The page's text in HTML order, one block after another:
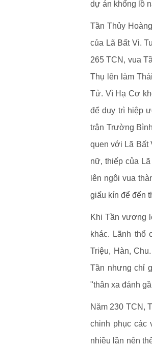
dự án khổng lồ
Tần Thủy
của Lã Bất Vi.
265 TCN, vua
Thụ lên làm
Tử. Vì Hạ Cơ
để duy trì hiệp
trận Trường
quen với Lã Bất
nữ, thiếp của
lên ngôi vua
giấu kín để đến
Khi Tần vương
khác. Lãnh thổ
Triệu, Hàn,
Tần nhưng chỉ
"thân xa đánh
Năm 230 TCN,
chinh phục các
nhiều lần nên